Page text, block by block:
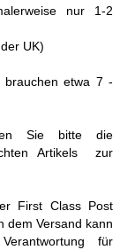
nur 1-2
UK)
brauchen etwa 7 -
Sie bitte die
Artikels zur
First Class Post
dem Versand kann
für